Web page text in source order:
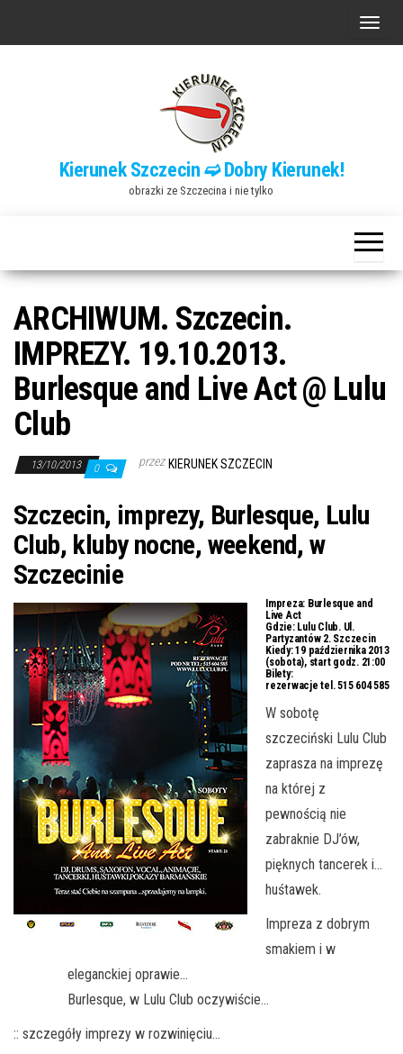
P
n
a
w
c
j
Kierunek Szczecin ➫ Dobry Kierunek!
obrazki ze Szczecina i nie tylko
ARCHIWUM. Szczecin.
IMPREZY. 19.10.2013.
Burlesque and Live Act @ Lulu
Club
13/10/2013 0 przez KIERUNEK SZCZECIN
Szczecin, imprezy, Burlesque, Lulu
Club, kluby nocne, weekend, w
Szczecinie
Impreza: Burlesque and
Live Act
Gdzie:Lulu Club. Ul.
Partyzantów 2. Szczecin
Kiedy:19 października 2013
(sobota), start godz. 21:00
Bilety:
rezerwacje tel. 515 604 585
W sobotę
szczeciński Lulu Club
zaprasza na imprezę
na której z
pewnością nie
zabraknie DJ’ów,
pięknych tancerek i…
huśtawek.
Impreza z dobrym
smakiem i w
eleganckiej oprawie…
Burlesque, w Lulu Club oczywiście…
:: szczegóły imprezy w rozwinięciu…